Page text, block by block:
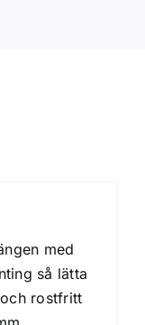
med
så lätta
rostfritt